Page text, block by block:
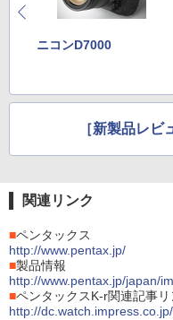
ニコンD7000
［新製品レビ
関連リンク
■ペンタックス
http://www.pentax.jp/
■製品情報
http://www.pentax.jp/japan/
■ペンタックスK-r関連記事リ
http://